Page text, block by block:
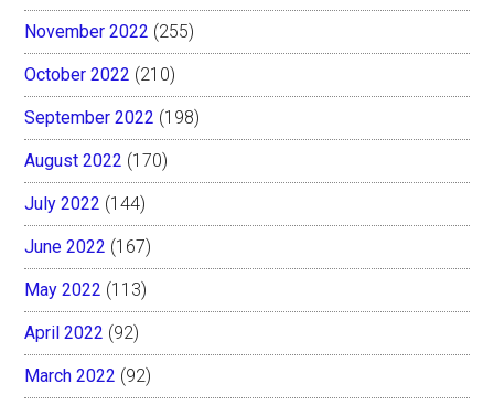
November 2022 (255)
October 2022 (210)
September 2022 (198)
August 2022 (170)
July 2022 (144)
June 2022 (167)
May 2022 (113)
April 2022 (92)
March 2022 (92)